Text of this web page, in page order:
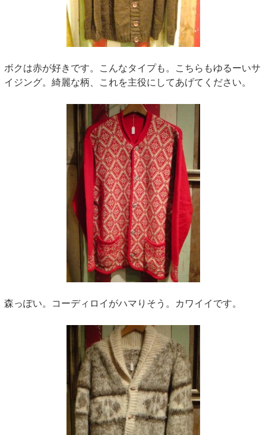
ボクは赤が好きです。こんなタイプも。こちらもゆるーいサ
イジング。綺麗な柄、これを主役にしてあげてください。
森っぽい。コーディロイがハマりそう。カワイイです。